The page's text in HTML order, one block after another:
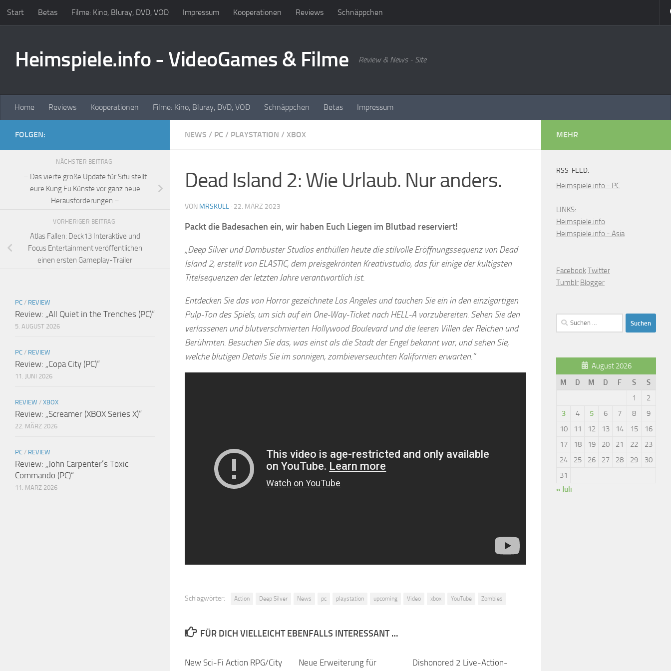
Zum Inhalt springen
Start Betas Filme: Kino, Bluray, DVD, VOD Impressum Kooperationen Reviews Schnäppchen
Heimspiele.info - VideoGames & Filme Review & News - Site
Home Reviews Kooperationen Filme: Kino, Bluray, DVD, VOD Schnäppchen Betas Impressum
NEWS / PC / PLAYSTATION / XBOX
Dead Island 2: Wie Urlaub. Nur anders.
VON MRSKULL · 22. MÄRZ 2023
Packt die Badesachen ein, wir haben Euch Liegen im Blutbad reserviert!
„Deep Silver und Dambuster Studios enthüllen heute die stilvolle Eröffnungssequenz von Dead
Island 2, erstellt von ELASTIC, dem preisgekrönten Kreativstudio, das für einige der kultigsten
Titelsequenzen der letzten Jahre verantwortlich ist.
Entdecken Sie das von Horror gezeichnete Los Angeles und tauchen Sie ein in den einzigartigen
Pulp-Ton des Spiels, um sich auf ein One-Way-Ticket nach HELL-A vorzubereiten. Sehen Sie den
verlassenen und blutverschmierten Hollywood Boulevard und die leeren Villen der Reichen und
Berühmten. Besuchen Sie das, was einst als die Stadt der Engel bekannt war, und sehen Sie,
welche blutigen Details Sie im sonnigen, zombieverseuchten Kalifornien erwarten.“
Schlagwörter: Action Deep Silver News pc playstation upcoming Video xbox YouTube Zombies
FÜR DICH VIELLEICHT EBENFALLS INTERESSANT …
New Sci-Fi Action RPG/City
Neue Erweiterung für
Dishonored 2 Live-Action-
FOLGEN:
NÄCHSTER BEITRAG
– Das vierte große Update für Sifu stellt
eure Kung Fu Künste vor ganz neue
Herausforderungen –
VORHERIGER BEITRAG
Atlas Fallen: Deck13 Interaktive und
Focus Entertainment veröffentlichen
einen ersten Gameplay-Trailer
PC / REVIEW
Review: „All Quiet in the Trenches (PC)“
5. AUGUST 2026
PC / REVIEW
Review: „Copa City (PC)“
11. JUNI 2026
REVIEW / XBOX
Review: „Screamer (XBOX Series X)“
22. MÄRZ 2026
PC / REVIEW
Review: „John Carpenter’s Toxic
Commando (PC)“
11. MÄRZ 2026
MEHR
RSS-FEED:
Heimspiele.info - PC
LINKS:
Heimspiele.info
Heimspiele.info - Asia
FacebookTwitter
Tumblr Blogger
Suchen
nach:
August 2026
M
D M D F S
S
1
2
3
4 5 6 7 8
9
10
11 12 13 14 15
16
17
18 19 20 21 22
23
24
25 26 27 28 29
30
31
« Juli